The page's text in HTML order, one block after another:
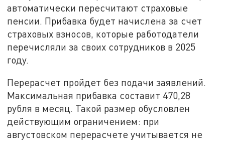
автоматически пересчитают страховые
пенсии. Прибавка будет начислена за счет
страховых взносов, которые работодатели
перечисляли за своих сотрудников в 2025
году.
Перерасчет пройдет без подачи заявлений.
Максимальная прибавка составит 470,28
рубля в месяц. Такой размер обусловлен
действующим ограничением: при
августовском перерасчете учитывается не